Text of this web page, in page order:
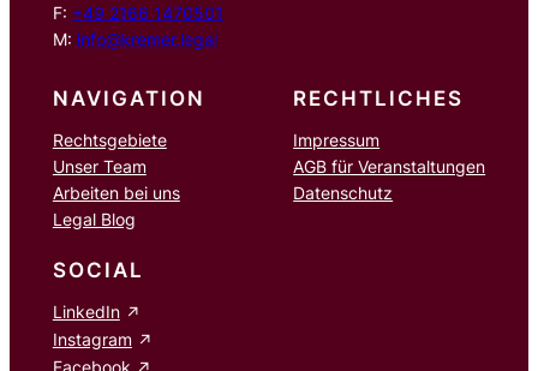
F: +49 2166 1470501
M: info@kremer.legal
NAVIGATION
Rechtsgebiete
Unser Team
Arbeiten bei uns
Legal Blog
RECHTLICHES
Impressum
AGB für Veranstaltungen
Datenschutz
SOCIAL
LinkedIn
Instagram
Facebook